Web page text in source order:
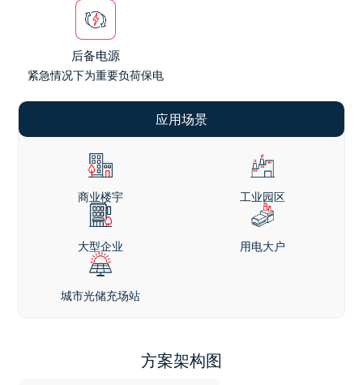
后备电源
紧急情况下为重要负荷保电
应用场景
商业楼宇 工业园区
大型企业 用电大户
城市光储充场站
方案架构图